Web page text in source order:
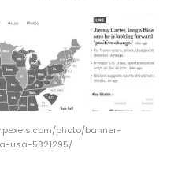
photo/banner-
usa-5821295/